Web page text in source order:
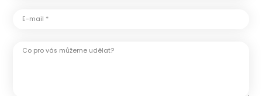
E-mail *
Co pro vás můžeme udělat?